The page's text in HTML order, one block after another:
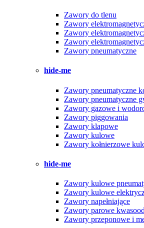
Zawory do tlenu
Zawory
Zawory
Zawory
Zawory pneumatyczne
hide-me
Zawory pneumatyczne
Zawory pneumatyczne
Zawory gazowe i
Zawory piggowania
Zawory klapowe
Zawory kulowe
Zawory kołnierzowe
hide-me
Zawory kulowe
Zawory kulowe
Zawory napełniające
Zawory parowe
Zawory przeponowe i